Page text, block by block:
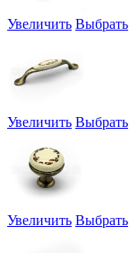
Увеличить Выбрать
Увеличить Выбрать
Увеличить Выбрать